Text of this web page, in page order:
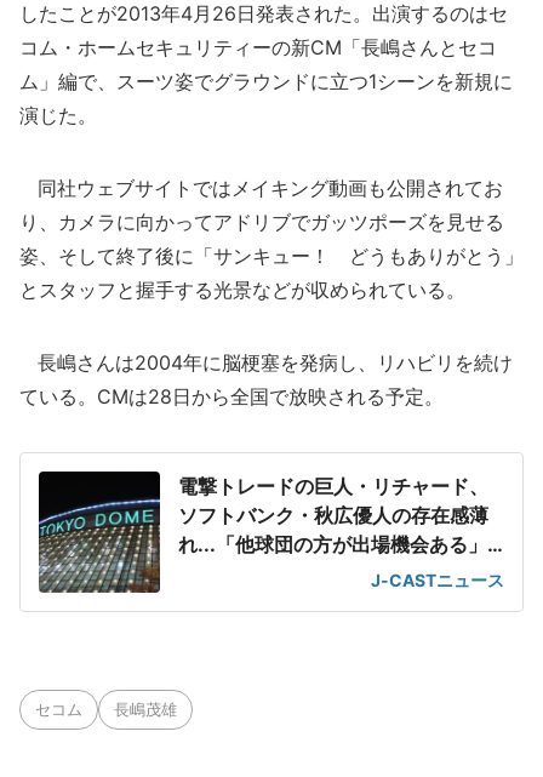
したことが2013年4月26日発表された。出演するのはセ
コム・ホームセキュリティーの新CM「長嶋さんとセコ
ム」編で、スーツ姿でグラウンドに立つ1シーンを新規に
演じた。
同社ウェブサイトではメイキング動画も公開されてお
り、カメラに向かってアドリブでガッツポーズを見せる
姿、そして終了後に「サンキュー！ どうもありがとう」
とスタッフと握手する光景などが収められている。
長嶋さんは2004年に脳梗塞を発病し、リハビリを続け
ている。CMは28日から全国で放映される予定。
電撃トレードの巨人・リチャード、
ソフトバンク・秋広優人の存在感薄
れ...「他球団の方が出場機会ある」
J-CASTニュース
セコム 長嶋茂雄